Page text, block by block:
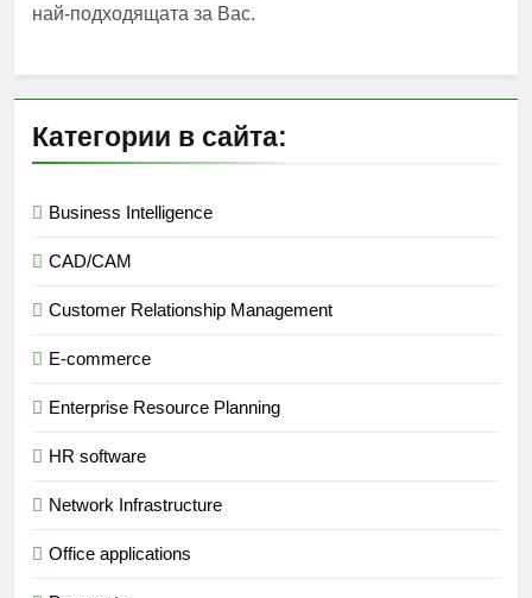
най-подходящата за Вас.
Категории в сайта:
Business Intelligence
CAD/CAM
Customer Relationship Management
E-commerce
Enterprise Resource Planning
HR software
Network Infrastructure
Office applications